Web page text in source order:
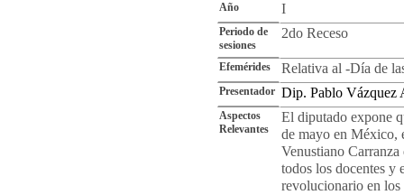
Año I
Periodo de
sesiones
2do Receso
Efemérides Relativa al -Día de
Presentador Dip. Pablo Vázquez
Aspectos
Relevantes
El diputado expone
de mayo en México,
Venustiano
todos los docentes y
revolucionario en